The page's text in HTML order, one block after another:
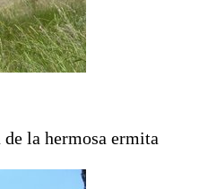
la hermosa ermita